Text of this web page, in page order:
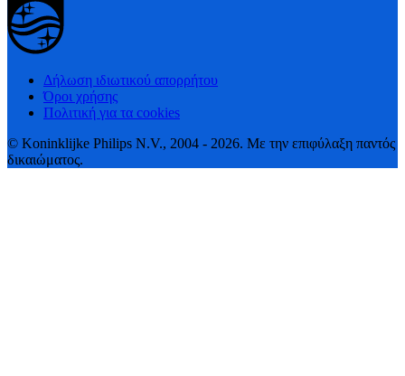
Δήλωση ιδιωτικού απορρήτου
Όροι χρήσης
Πολιτική για τα cookies
© Koninklijke Philips N.V., 2004 - 2026. Με την επιφύλαξη παντός
δικαιώματος.